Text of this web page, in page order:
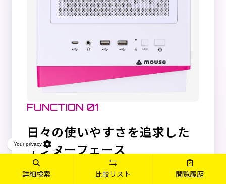
FUNCTION 01
日々の使いやすさを追求した
インターフェース
本体を床においた際にアクセスしやすいよ
詳細検索 比較リスト 閲覧履歴